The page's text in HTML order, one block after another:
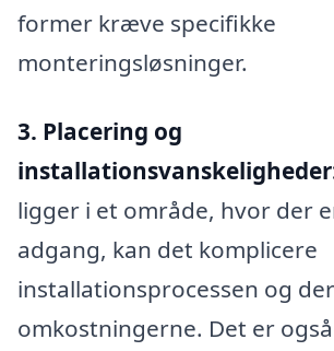
former kræve specifikke
monteringsløsninger.
3. Placering og
ligger i et område, hvor der
adgang, kan det komplicere
installationsprocessen og
omkostningerne. Det er